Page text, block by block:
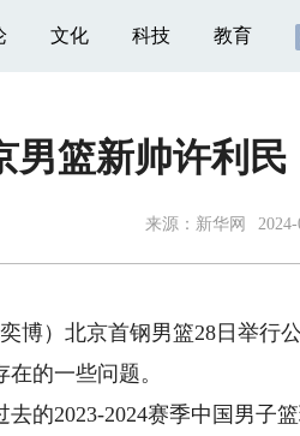
文化 科技 教育
男篮新帅许利
来源： 新华网
）北京首钢男篮28日举行
的一些问题。
2023-2024赛季中国男子篮